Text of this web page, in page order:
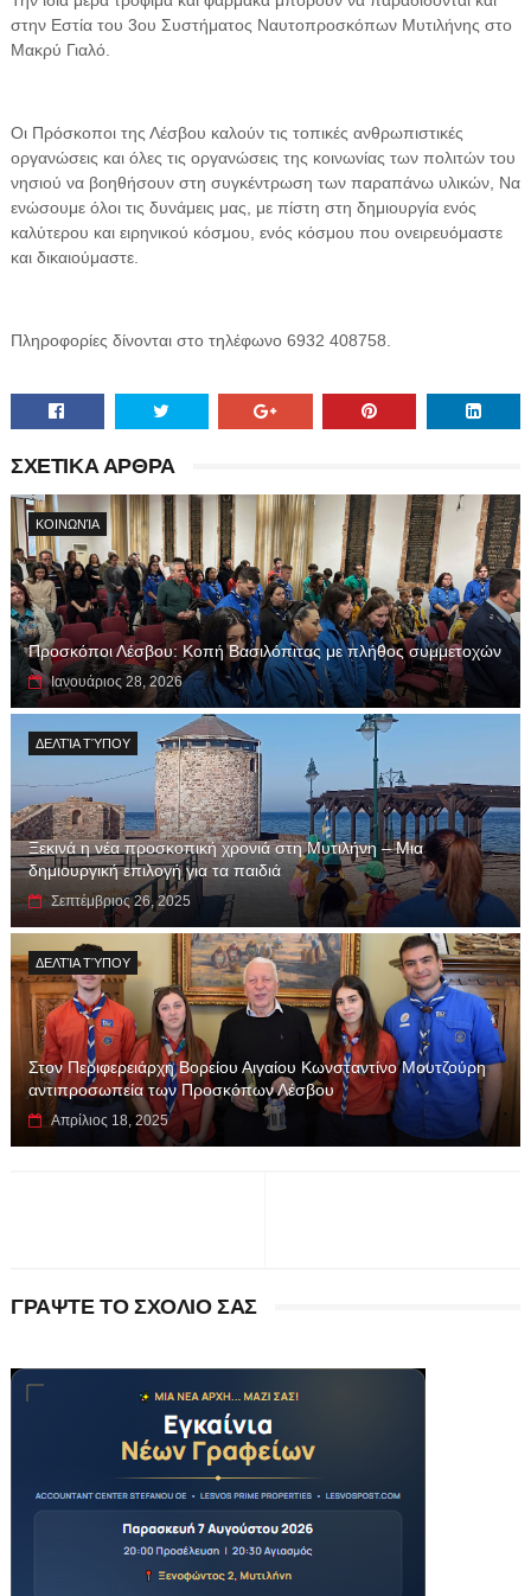
στην Εστία του 3ου Συστήματος Ναυτοπροσκόπων Μυτιλήνης στο
Μακρύ Γιαλό.
Οι Πρόσκοποι της Λέσβου καλούν τις τοπικές ανθρωπιστικές
οργανώσεις και όλες τις οργανώσεις της κοινωνίας των πολιτών του
νησιού να βοηθήσουν στη συγκέντρωση των παραπάνω υλικών, Να
ενώσουμε όλοι τις δυνάμεις μας, με πίστη στη δημιουργία ενός
καλύτερου και ειρηνικού κόσμου, ενός κόσμου που ονειρευόμαστε
και δικαιούμαστε.
Πληροφορίες δίνονται στο τηλέφωνο 6932 408758.
ΣΧΕΤΙΚΑ ΑΡΘΡΑ
ΚΟΙΝΩΝΊΑ
Προσκόποι Λέσβου: Κοπή Βασιλόπιτας με πλήθος συμμετοχών
Ιανουάριος 28, 2026
ΔΕΛΤΊΑ ΤΎΠΟΥ
Ξεκινά η νέα προσκοπική χρονιά στη Μυτιλήνη – Μια
δημιουργική επιλογή για τα παιδιά
Σεπτέμβριος 26, 2025
ΔΕΛΤΊΑ ΤΎΠΟΥ
Στον Περιφερειάρχη Βορείου Αιγαίου Κωνσταντίνο Μουτζούρη
αντιπροσωπεία των Προσκόπων Λέσβου
Απρίλιος 18, 2025
ΓΡΑΨΤΕ ΤΟ ΣΧΟΛΙΟ ΣΑΣ